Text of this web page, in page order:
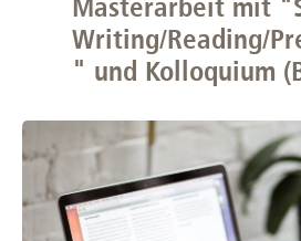
Masterarbeit mit
Writing/Reading/
" und Kolloquium